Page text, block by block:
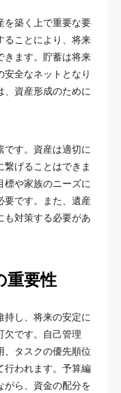
を築く上で重要な要
ることにより、将来
きます。貯蓄は将来
全なネットとなり
、資産形成のために
です。資産は適切に
げることはできま
標や家族のニーズに
要です。また、遺産
も対策する必要があ
重要性
持し、将来の安定に
欠です。自己管理
、タスクの優先順位
行われます。予算編
がら、資金の配分を